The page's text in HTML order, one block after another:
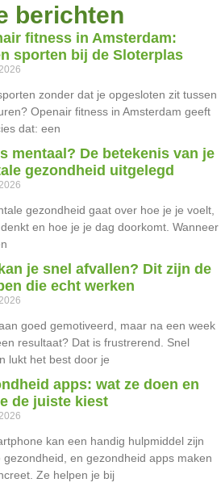
berichten
fitness in Amsterdam:
sporten bij de Sloterplas
zonder dat je opgesloten zit tussen
Openair fitness in Amsterdam geeft
dat: een
mentaal? De betekenis van je
gezondheid uitgelegd
gezondheid gaat over hoe je je voelt,
en hoe je je dag doorkomt. Wanneer
je snel afvallen? Dit zijn de
die echt werken
goed gemotiveerd, maar na een week
resultaat? Dat is frustrerend. Snel
lukt het best door je
apps: wat ze doen en
de juiste kiest
kan een handig hulpmiddel zijn
gezondheid, en gezondheid apps maken
Ze helpen je bij